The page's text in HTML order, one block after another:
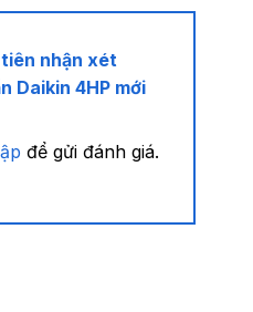
nhận xét
Daikin 4HP mới
để gửi đánh giá.